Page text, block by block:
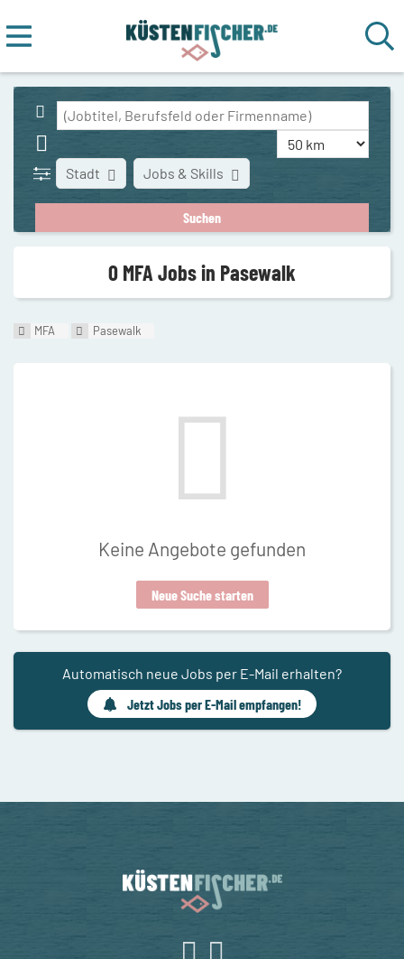
Stadt Jobs & Skills
0 MFA Jobs in Pasewalk
MFA Pasewalk
Keine Angebote gefunden
Neue Suche starten
Automatisch neue Jobs per E-Mail erhalten?
Jetzt Jobs per E-Mail empfangen!